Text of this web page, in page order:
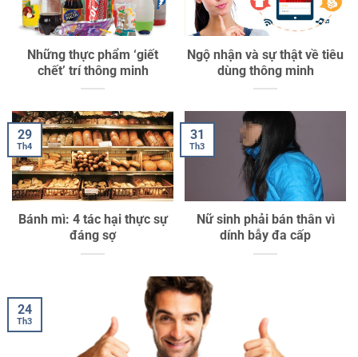
Những thực phẩm ‘giết
chết’ trí thông minh
Ngộ nhận và sự thật về tiêu
dùng thông minh
Bánh mì: 4 tác hại thực sự
đáng sợ
29
Th4
Nữ sinh phải bán thân vì
dính bẫy đa cấp
31
Th3
24
Th3